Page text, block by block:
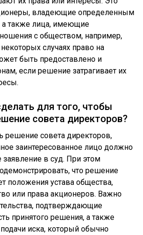
владеющие определенным
а также лица, имеющие
с обществом, например,
случаях право на
быть предоставлено и
если решение затрагивает их
для того, чтобы
совета директоров?
решение совета директоров,
заинтересованное лицо должно
заявление в суд. При этом
что решение
положения устава общества,
или права акционеров. Важно
подтверждающие
принятого решения, а также
иска, который обычно